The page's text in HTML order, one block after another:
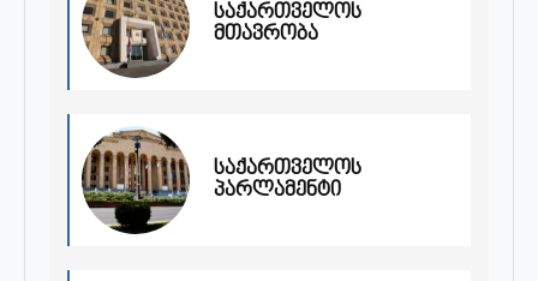
საქართველოს
მთავრობა
საქართველოს
პარლამენტი